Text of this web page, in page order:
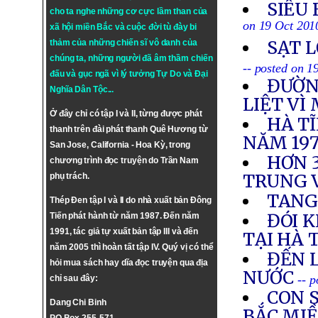
cho ta nghe những cơ cực lầm than của
xã hội miền Bắc và cuộc đời tù đày bi
thảm của những chiến sĩ vô danh của
chúng ta, những người đã âm thầm chiến
đấu và gục ngã vì lý tưởngTự DovàĐại
Nghĩa Dân Tộc...
Ở đây chỉ có tập I và II, từng được phát
thanh trên đài phát thanh Quê Hương từ
San Jose, California - Hoa Kỳ, trong
chương trình đọc truyện do Trần Nam
phụ trách.
Thép Đen tập I và II do nhà xuất bản Đông
Tiến phát hành từ năm 1987. Đến năm
1991, tác giả tự xuất bản tập III và đến
năm 2005 thì hoàn tất tập IV. Quý vị có thể
hỏi mua sách hay dĩa đọc truyện qua địa
chỉ sau đây:
Dang Chi Binh
SIÊU
on 19 Oct
SẠT
-- posted on
LIỆT VÌ
HÀ
NĂM
HƠN
TRUNG
ĐÓI
TẠI HÀ
ĐẾN
NƯỚC --
CON